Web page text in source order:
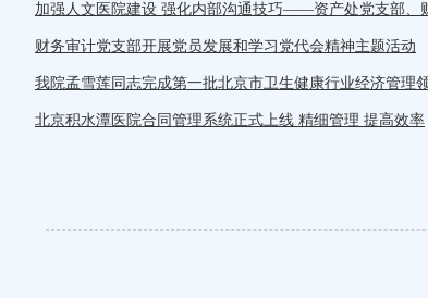
加强人文医院建设 强化内部沟通技巧——资产处党支部、
财务审计党支部开展党员发展和学习党代会精神主题活动
我院孟雪莲同志完成第一批北京市卫生健康行业经济管理
北京积水潭医院合同管理系统正式上线 精细管理 提高效率